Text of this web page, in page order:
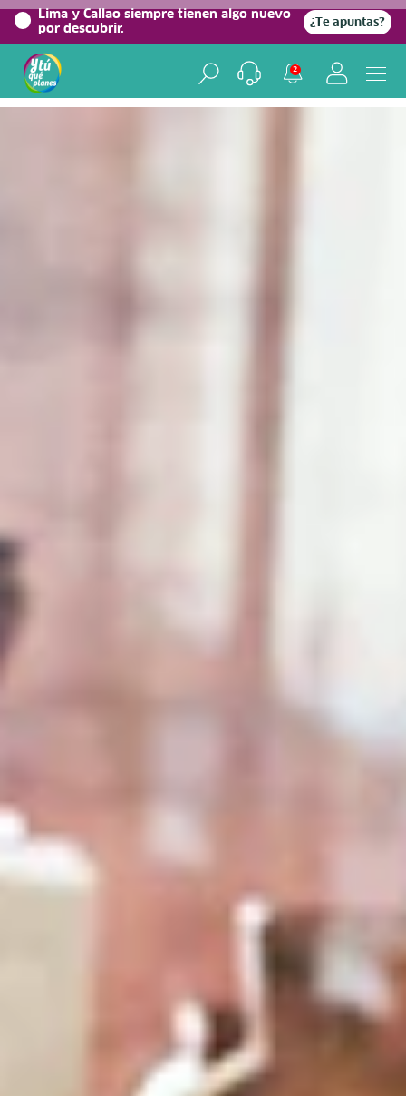
Lima y Callao siempre tienen algo nuevo
por descubrir.
¿Te apuntas?
2
Home/Blog viajero